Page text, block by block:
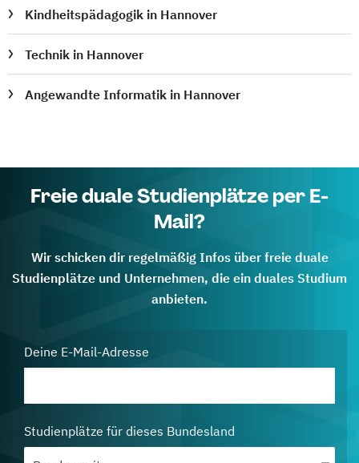
Kindheitspädagogik in Hannover
Technik in Hannover
Angewandte Informatik in Hannover
Freie duale Studienplätze per E-
Mail?
Wir schicken dir regelmäßig Infos über freie duale
Studienplätze und Unternehmen, die ein duales Studium
anbieten.
Deine E-Mail-Adresse
Studienplätze für dieses Bundesland